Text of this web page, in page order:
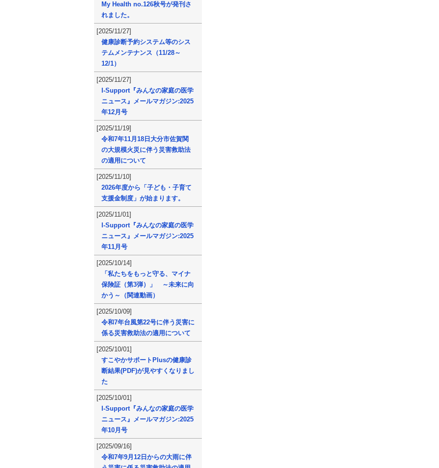
My Health no.126秋号が発刊さ
れました。
[2025/11/27]
健康診断予約システム等のシス
テムメンテナンス（11/28～
12/1）
[2025/11/27]
I-Support『みんなの家庭の医学
ニュース』メールマガジン:2025
年12月号
[2025/11/19]
令和7年11月18日大分市佐賀関
の大規模火災に伴う災害救助法
の適用について
[2025/11/10]
2026年度から「子ども・子育て
支援金制度」が始まります。
[2025/11/01]
I-Support『みんなの家庭の医学
ニュース』メールマガジン:2025
年11月号
[2025/10/14]
「私たちをもっと守る、マイナ
保険証（第3弾）」 ～未来に向
かう～（関連動画）
[2025/10/09]
令和7年台風第22号に伴う災害に
係る災害救助法の適用について
[2025/10/01]
すこやかサポートPlusの健康診
断結果(PDF)が見やすくなりまし
た
[2025/10/01]
I-Support『みんなの家庭の医学
ニュース』メールマガジン:2025
年10月号
[2025/09/16]
令和7年9月12日からの大雨に伴